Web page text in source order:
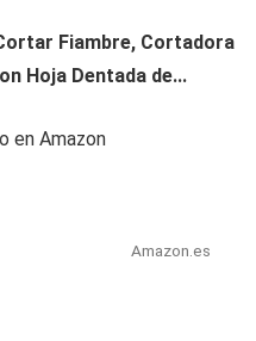
Fiambre, Cortadora
Hoja Dentada de...
en Amazon
Amazon.es